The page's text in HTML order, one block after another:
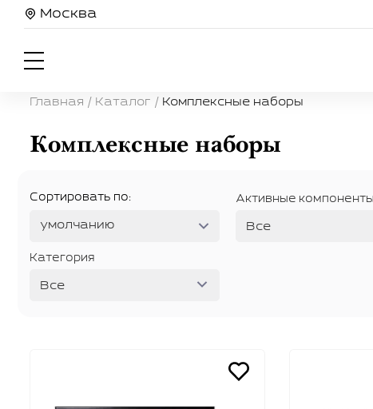
Москва
Главная / Каталог / Комплексные наборы
Комплексные наборы
Сортировать по:
умолчанию
Активные компоненты
Все
Категория
Все